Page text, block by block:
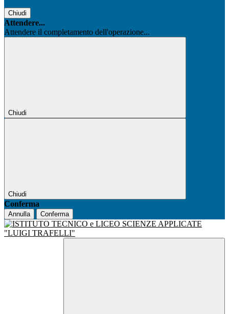
Chiudi
Attendere...
Attendere il completamento dell'operazione...
Chiudi
Chiudi
Conferma
Annulla Conferma